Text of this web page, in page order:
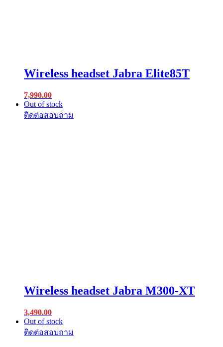
Wireless headset Jabra Elite85T
7,990.00
Out of stock
Wireless headset Jabra M300-XT
3,490.00
Out of stock